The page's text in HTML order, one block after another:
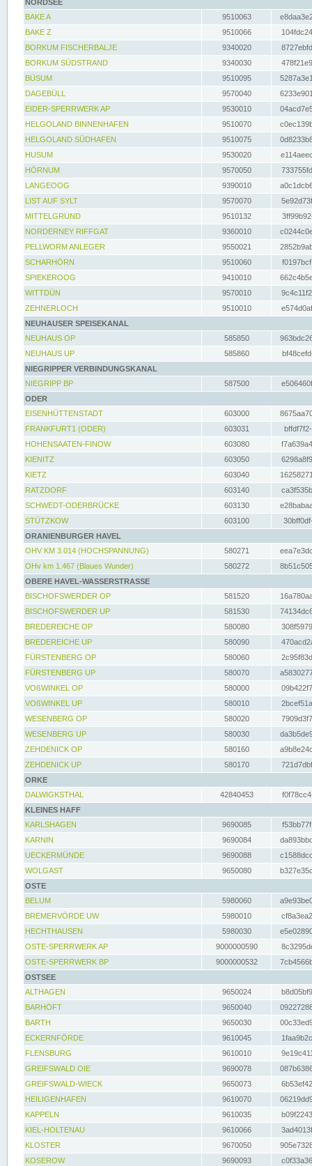
NORDSEE
BAKE A
9510063
BAKE Z
9510066
BORKUM FISCHERBALJE
9340020
BORKUM SÜDSTRAND
9340030
BÜSUM
9510095
DAGEBÜLL
9570040
EIDER-SPERRWERK AP
9530010
HELGOLAND BINNENHAFEN
9510070
HELGOLAND SÜDHAFEN
9510075
HUSUM
9530020
HÖRNUM
9570050
LANGEOOG
9390010
LIST AUF SYLT
9570070
MITTELGRUND
9510132
NORDERNEY RIFFGAT
9360010
PELLWORM ANLEGER
9550021
SCHARHÖRN
9510060
SPIEKEROOG
9410010
WITTDÜN
9570010
ZEHNERLOCH
9510010
NEUHAUSER SPEISEKANAL
NEUHAUS OP
585850
NEUHAUS UP
585860
NIEGRIPPER VERBINDUNGSKANAL
NIEGRIPP BP
587500
ODER
EISENHÜTTENSTADT
603000
FRANKFURT1 (ODER)
603031
HOHENSAATEN-FINOW
603080
KIENITZ
603050
KIETZ
603040
RATZDORF
603140
SCHWEDT-ODERBRÜCKE
603130
STÜTZKOW
603100
ORANIENBURGER HAVEL
OHV KM 3.014 (HOCHSPANNUNG)
580271
OHv km 1.467 (Blaues Wunder)
580272
OBERE HAVEL-WASSERSTRASSE
BISCHOFSWERDER OP
581520
BISCHOFSWERDER UP
581530
BREDEREICHE OP
580080
BREDEREICHE UP
580090
FÜRSTENBERG OP
580060
FÜRSTENBERG UP
580070
VOßWINKEL OP
580000
VOßWINKEL UP
580010
WESENBERG OP
580020
WESENBERG UP
580030
ZEHDENICK OP
580160
ZEHDENICK UP
580170
ORKE
DALWIGKSTHAL
42840453
KLEINES HAFF
KARLSHAGEN
9690085
KARNIN
9690084
UECKERMÜNDE
9690088
WOLGAST
9650080
OSTE
BELUM
5980060
BREMERVÖRDE UW
5980010
HECHTHAUSEN
5980030
OSTE-SPERRWERK AP
9000000590
OSTE-SPERRWERK BP
9000000532
OSTSEE
ALTHAGEN
9650024
BARHÖFT
9650040
BARTH
9650030
ECKERNFÖRDE
9610045
FLENSBURG
9610010
GREIFSWALD OIE
9690078
GREIFSWALD-WIECK
9650073
HEILIGENHAFEN
9610070
KAPPELN
9610035
KIEL-HOLTENAU
9610066
KLOSTER
9670050
KOSEROW
9690093